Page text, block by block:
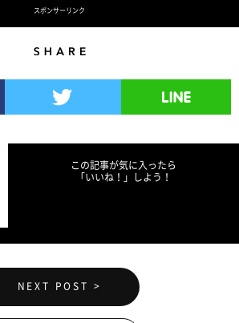
スポンサーリンク
この記事が気に入ったら
「いいね！」しよう！
NEXT POST >